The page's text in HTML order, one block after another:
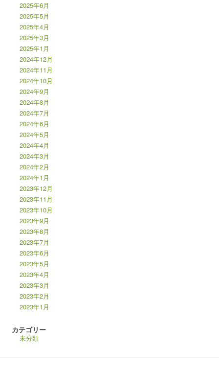
2025年6月
2025年5月
2025年4月
2025年3月
2025年1月
2024年12月
2024年11月
2024年10月
2024年9月
2024年8月
2024年7月
2024年6月
2024年5月
2024年4月
2024年3月
2024年2月
2024年1月
2023年12月
2023年11月
2023年10月
2023年9月
2023年8月
2023年7月
2023年6月
2023年5月
2023年4月
2023年3月
2023年2月
2023年1月
カテゴリー
未分類